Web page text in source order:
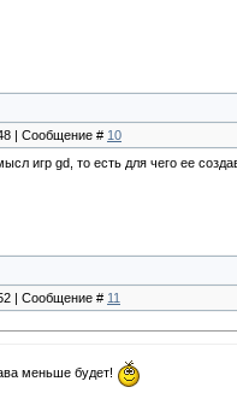
| Сообщение # 10
игр gd, то есть для чего ее
| Сообщение # 11
меньше будет!